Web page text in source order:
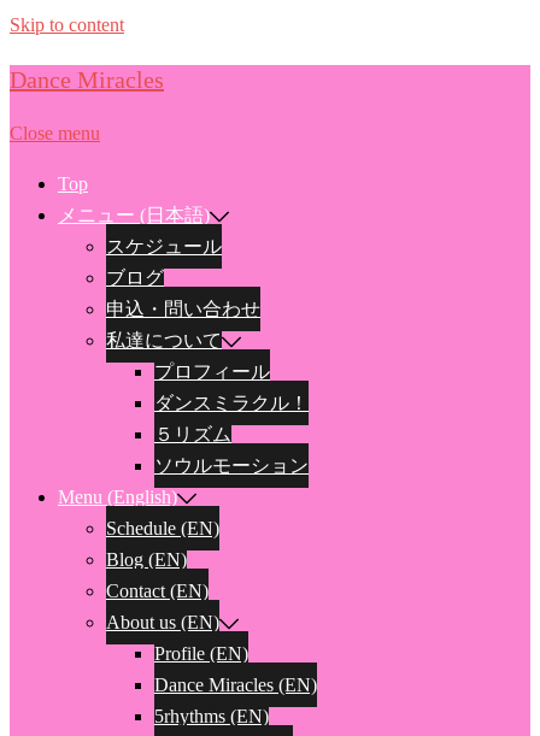
Skip to content
Dance Miracles
Close menu
Top
メニュー (日本語)
スケジュール
ブログ
申込・問い合わせ
私達について
プロフィール
ダンスミラクル！
５リズム
ソウルモーション
Menu (English)
Schedule (EN)
Blog (EN)
Contact (EN)
About us (EN)
Profile (EN)
Dance Miracles (EN)
5rhythms (EN)